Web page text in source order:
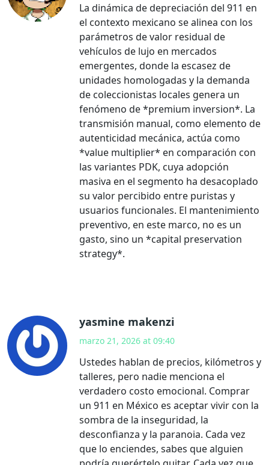
La dinámica de depreciación del 911 en
el contexto mexicano se alinea con los
parámetros de valor residual de
vehículos de lujo en mercados
emergentes, donde la escasez de
unidades homologadas y la demanda
de coleccionistas locales genera un
fenómeno de *premium inversion*. La
transmisión manual, como elemento de
autenticidad mecánica, actúa como
*value multiplier* en comparación con
las variantes PDK, cuya adopción
masiva en el segmento ha desacoplado
su valor percibido entre puristas y
usuarios funcionales. El mantenimiento
preventivo, en este marco, no es un
gasto, sino un *capital preservation
strategy*.
yasmine makenzi
marzo 21, 2026 at 09:40
Ustedes hablan de precios, kilómetros y
talleres, pero nadie menciona el
verdadero costo emocional. Comprar
un 911 en México es aceptar vivir con la
sombra de la inseguridad, la
desconfianza y la paranoia. Cada vez
que lo enciendes, sabes que alguien